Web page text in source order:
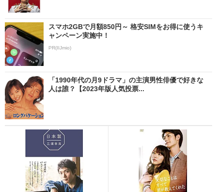
スマホ2GBで月額850円～ 格安SIMをお得に使うキ
ャンペーン実施中！
PR(IIJmio)
「1990年代の月9ドラマ」の主演男性俳優で好きな
人は誰？【2023年版人気投票...